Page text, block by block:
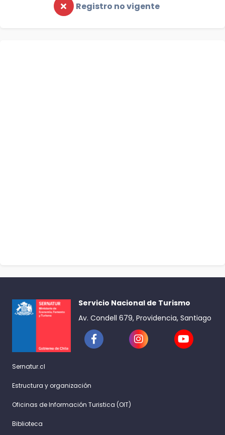
Registro no vigente
Servicio Nacional de Turismo
Av. Condell 679, Providencia, Santiago
Sernatur.cl
Estructura y organización
Oficinas de Información Turistica (OIT)
Biblioteca